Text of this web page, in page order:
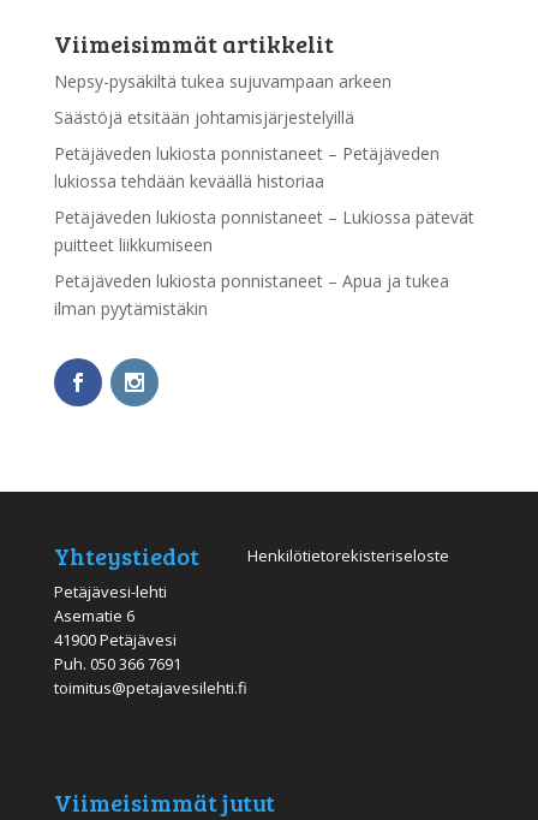
Viimeisimmät artikkelit
Nepsy-pysäkiltä tukea sujuvampaan arkeen
Säästöjä etsitään johtamisjärjestelyillä
Petäjäveden lukiosta ponnistaneet – Petäjäveden
lukiossa tehdään keväällä historiaa
Petäjäveden lukiosta ponnistaneet – Lukiossa pätevät
puitteet liikkumiseen
Petäjäveden lukiosta ponnistaneet – Apua ja tukea
ilman pyytämistäkin
Yhteystiedot
Petäjävesi-lehti
Asematie 6
41900 Petäjävesi
Puh. 050 366 7691
toimitus@petajavesilehti.fi
Henkilötietorekisteriseloste
Viimeisimmät jutut